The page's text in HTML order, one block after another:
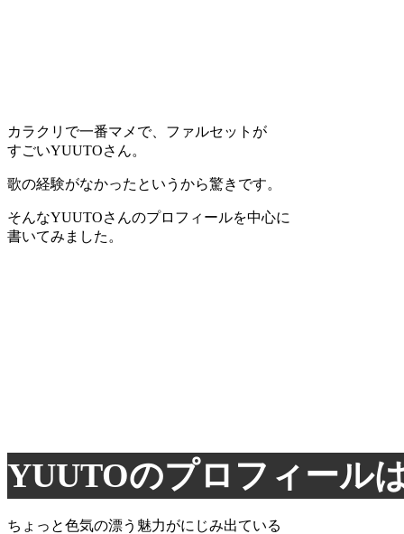
カラクリで一番マメで、ファルセットが
すごいYUUTOさん。
歌の経験がなかったというから驚きです。
そんなYUUTOさんのプロフィールを中心に
書いてみました。
YUUTOのプロフィール
ちょっと色気の漂う魅力がにじみ出ている